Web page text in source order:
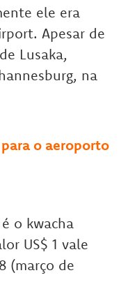
ele era
Apesar de
Lusaka,
na
o aeroporto
o kwacha
US$ 1 vale
(março de